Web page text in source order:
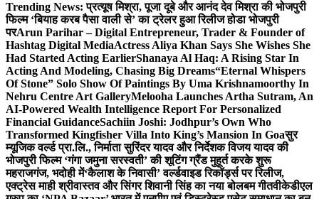
Trending News: प्रत्यूष मिश्रा, पूजा दूबे और आनंद देव मिश्रा की भोजपुरी
फिल्म ‘बियाह करब पैसा वाली से’ का ट्रेलर हुआ रिलीज होडा भोजपुरी
परArun Parihar – Digital Entrepreneur, Trader & Founder of
Hashtag Digital MediaActress Aliya Khan Says She Wishes She
Had Started Acting EarlierShanaya Al Haq: A Rising Star In
Acting And Modeling, Chasing Big Dreams“Eternal Whispers
Of Stone” Solo Show Of Paintings By Uma Krishnamoorthy In
Nehru Centre Art GalleryMelooha Launches Artha Sutram, An
AI-Powered Wealth Intelligence Report For Personalized
Financial GuidanceSachiin Joshi: Jodhpur’s Own Who
Transformed Kingfisher Villa Into King’s Mansion In Goaसुर
म्यूजिक वर्ल्ड प्रा.लि., निर्माता सुरिंदर यादव और निर्देशक विजय यादव की
भोजपुरी फिल्म ‘गंगा जमुना सरस्वती’ की शूटिंग ग्रैंड मुहूर्त करके शुरू
महराजगंज, भदोही में‘कैलाश के निवासी’ वर्ल्डवाइड रिकॉर्ड्स पर रिलीज,
एक्ट्रेस माही श्रीवास्तव और सिंगर शिवानी सिंह का नया बोलबम गीतवीकेडीएल